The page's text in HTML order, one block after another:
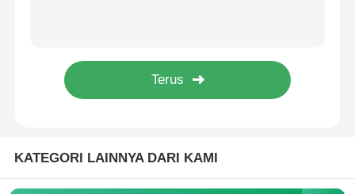
Bahan Eco Leather
KATEGORI LAINNYA DARI KAMI